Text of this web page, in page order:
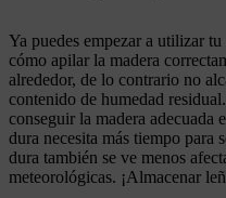
Ya puedes empezar a utilizar
cómo apilar la madera
alrededor, de lo contrario no
contenido de humedad
conseguir la madera adecuada
dura necesita más tiempo para
dura también se ve menos
meteorológicas. ¡Almacenar